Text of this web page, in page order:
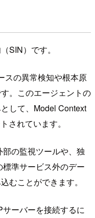
SIN）です。
スの異常検知や根本原
。このエージェントの
して、Model Context
されています。
の監視ツールや、独
準サービス外のデー
むことができます。
ーバーを接続するに